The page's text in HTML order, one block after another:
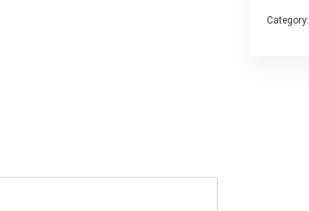
Category: